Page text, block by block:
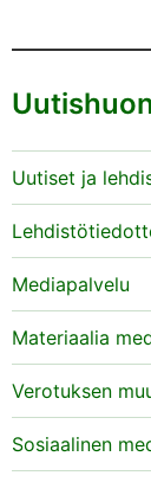
Uutiset ja
Mediapalvelu
Materiaalia
Verotuksen
Sosiaalinen